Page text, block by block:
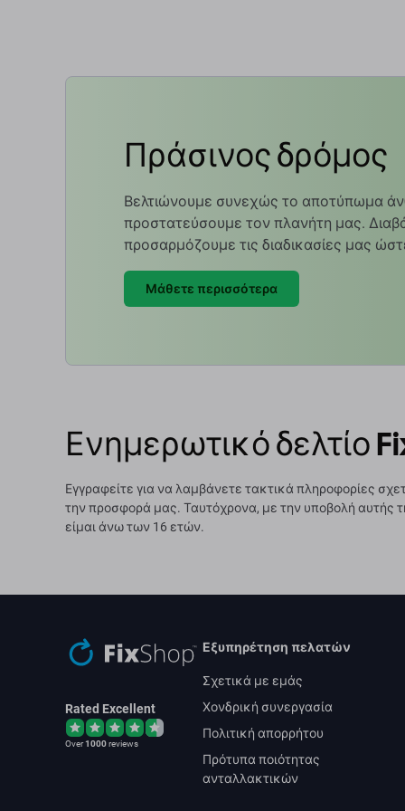
Πράσινος δρόμος
Βελτιώνουμε συνεχώς το αποτύπωμα
προστατεύσουμε τον πλανήτη μας.
προσαρμόζουμε τις διαδικασίες μας
Μάθετε περισσότερα
Ενημερωτικό δελτίο
Εγγραφείτε για να λαμβάνετε τακτικά πληροφορίες
την προσφορά μας. Ταυτόχρονα, με την υποβολή αυτής
είμαι άνω των 16 ετών.
Rated Excellent
Over1000reviews
Εξυπηρέτηση πελατών
Σχετικά με εμάς
Χονδρική συνεργασία
Πολιτική απορρήτου
Πρότυπα ποιότητας
ανταλλακτικών